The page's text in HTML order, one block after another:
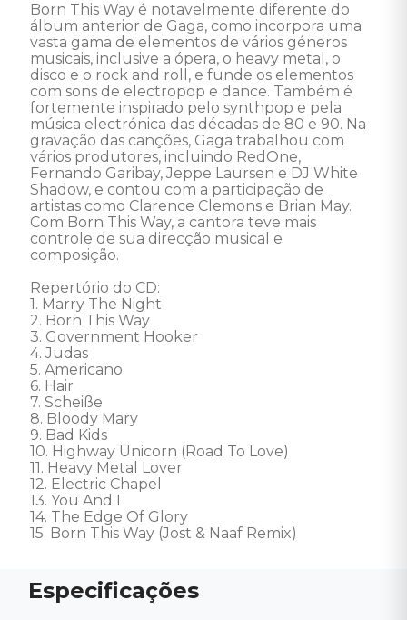
Born This Way é notavelmente diferente do
álbum anterior de Gaga, como incorpora uma
vasta gama de elementos de vários géneros
musicais, inclusive a ópera, o heavy metal, o
disco e o rock and roll, e funde os elementos
com sons de electropop e dance. Também é
fortemente inspirado pelo synthpop e pela
música electrónica das décadas de 80 e 90. Na
gravação das canções, Gaga trabalhou com
vários produtores, incluindo RedOne,
Fernando Garibay, Jeppe Laursen e DJ White
Shadow, e contou com a participação de
artistas como Clarence Clemons e Brian May.
Com Born This Way, a cantora teve mais
controle de sua direcção musical e
composição.
Repertório do CD:
1. Marry The Night
2. Born This Way
3. Government Hooker
4. Judas
5. Americano
6. Hair
7. Scheiße
8. Bloody Mary
9. Bad Kids
10. Highway Unicorn (Road To Love)
11. Heavy Metal Lover
12. Electric Chapel
13. Yoü And I
14. The Edge Of Glory
15. Born This Way (Jost & Naaf Remix)